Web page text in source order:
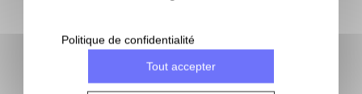
Tout accepter
Politique de confidentialité
Thomé 70% pistoles 2,5